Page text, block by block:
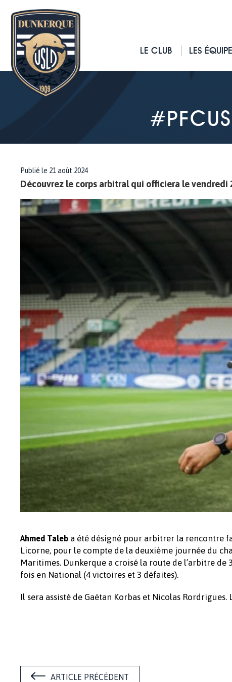
LE CLUB LES
Publié le 21 août 2024
Découvrez le corps arbitral qui officiera le vendredi
Ahmed Taleb a été désigné pour arbitrer la rencontre
Licorne, pour le compte de la deuxième journée du
Maritimes. Dunkerque a croisé la route de l’arbitre de
fois en National (4 victoires et 3 défaites).
Il sera assisté de Gaëtan Korbas et Nicolas
ARTICLE PRÉCÉDENT